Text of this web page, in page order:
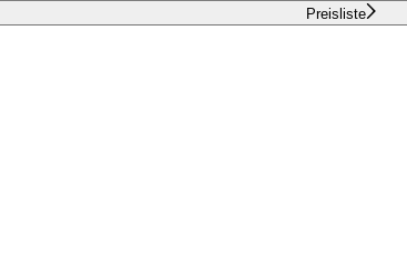
Preisliste